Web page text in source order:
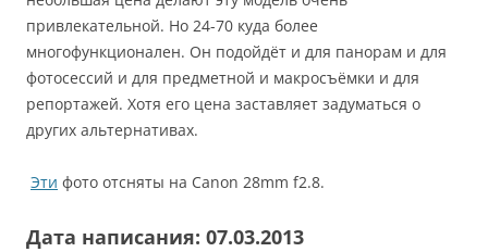
привлекательной. Но 24-70 куда более
многофункционален. Он подойдёт и для панорам и для
фотосессий и для предметной и макросъёмки и для
репортажей. Хотя его цена заставляет задуматься о
других альтернативах.
Эти фото отсняты на Canon 28mm f2.8.
Дата написания: 07.03.2013